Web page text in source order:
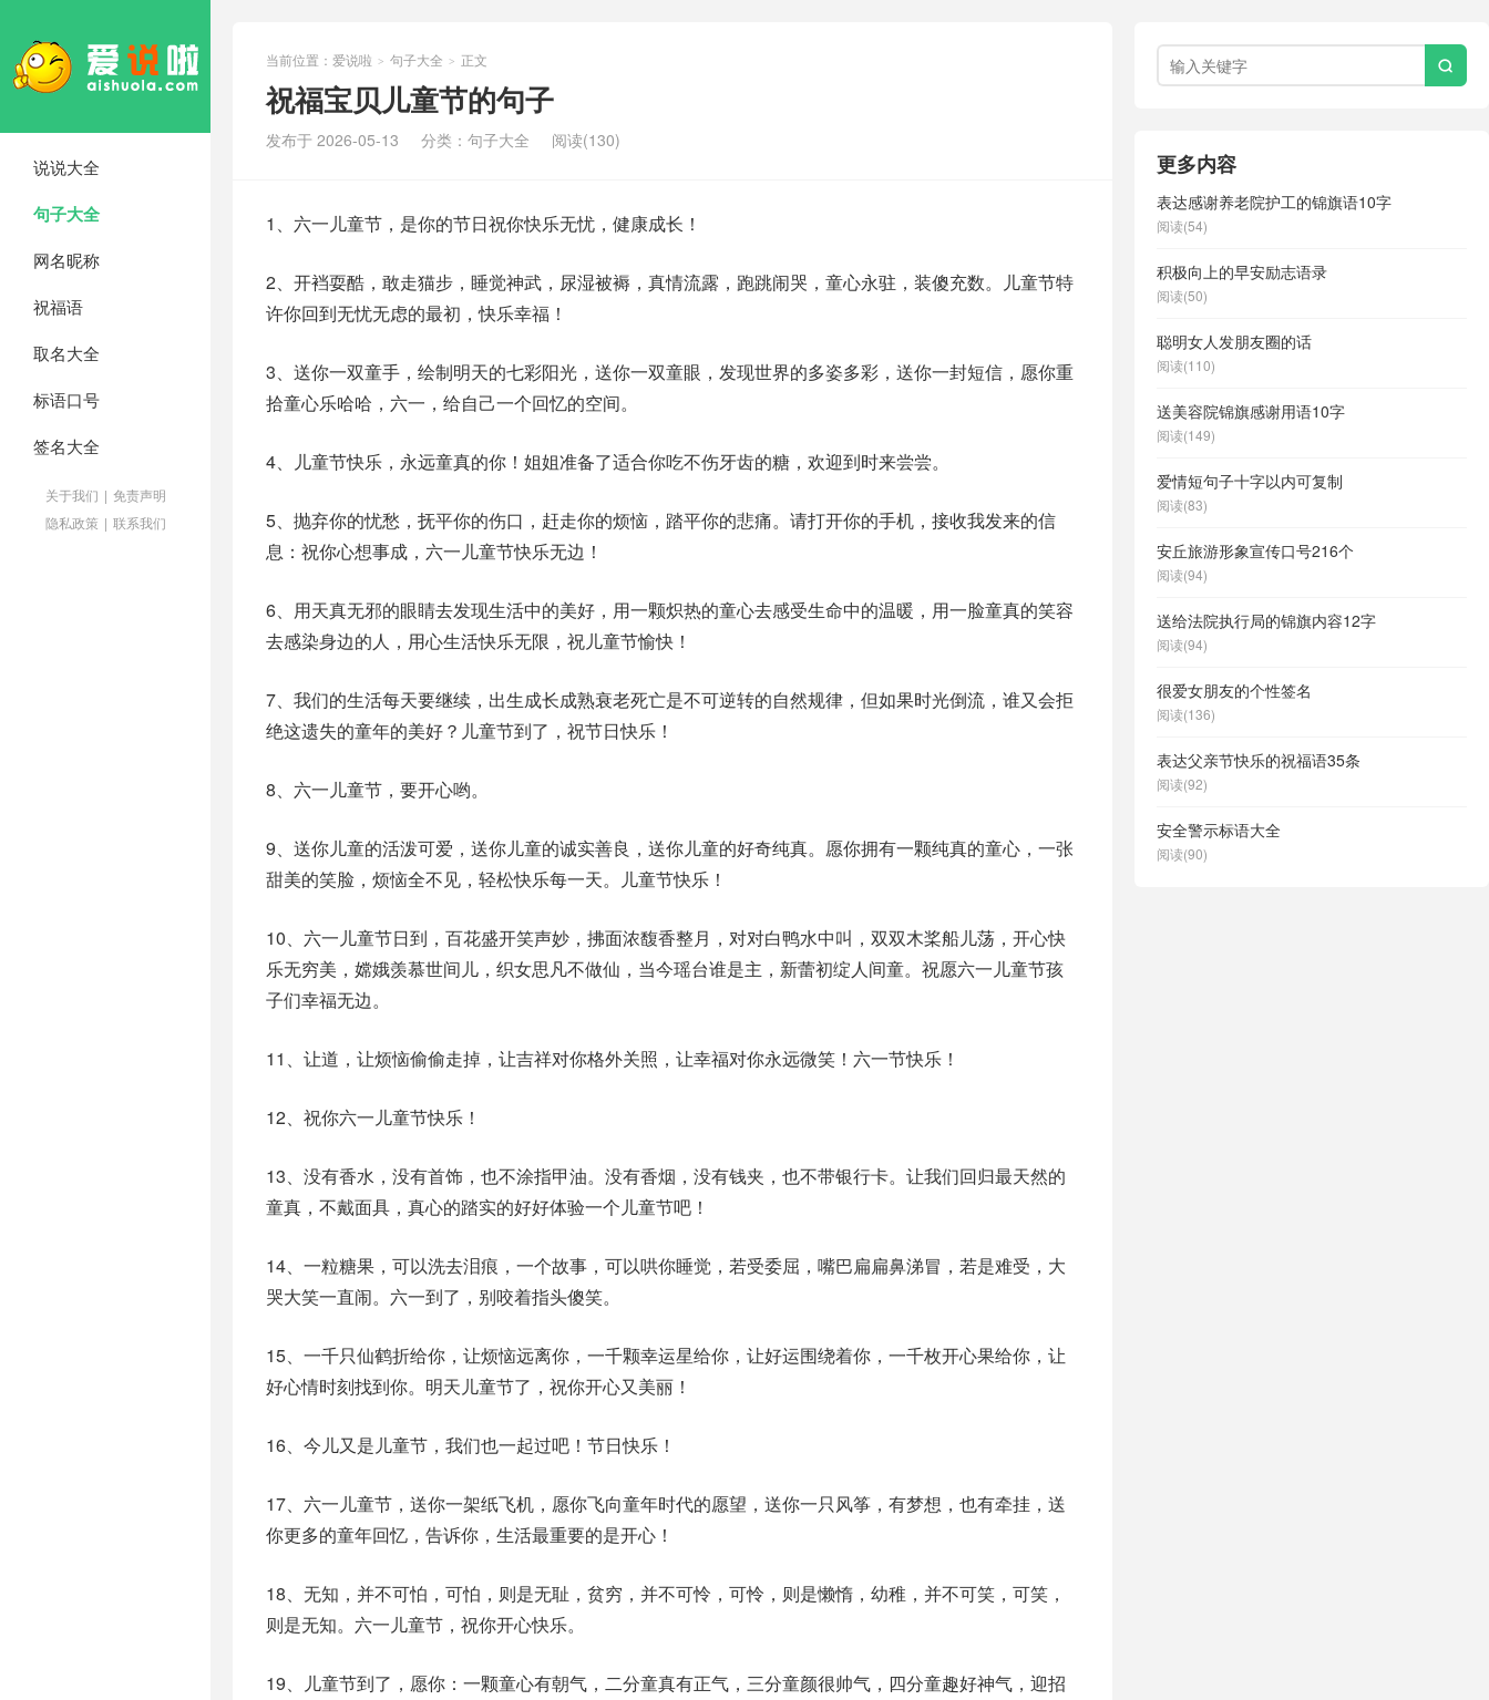
说说大全
句子大全
网名昵称
祝福语
取名大全
标语口号
签名大全
关于我们 | 免责声明
隐私政策 | 联系我们
当前位置： 爱说啦 > 句子大全 > 正文
祝福宝贝儿童节的句子
发布于 2026-05-13 分类： 句子大全 阅读(130)
1、六一儿童节，是你的节日祝你快乐无忧，健康成长！
2、开裆耍酷，敢走猫步，睡觉神武，尿湿被褥，真情流露，跑跳闹哭，童心永驻，装傻充数。儿童节特
许你回到无忧无虑的最初，快乐幸福！
3、送你一双童手，绘制明天的七彩阳光，送你一双童眼，发现世界的多姿多彩，送你一封短信，愿你重
拾童心乐哈哈，六一，给自己一个回忆的空间。
4、儿童节快乐，永远童真的你！姐姐准备了适合你吃不伤牙齿的糖，欢迎到时来尝尝。
5、抛弃你的忧愁，抚平你的伤口，赶走你的烦恼，踏平你的悲痛。请打开你的手机，接收我发来的信
息：祝你心想事成，六一儿童节快乐无边！
6、用天真无邪的眼睛去发现生活中的美好，用一颗炽热的童心去感受生命中的温暖，用一脸童真的笑容
去感染身边的人，用心生活快乐无限，祝儿童节愉快！
7、我们的生活每天要继续，出生成长成熟衰老死亡是不可逆转的自然规律，但如果时光倒流，谁又会拒
绝这遗失的童年的美好？儿童节到了，祝节日快乐！
8、六一儿童节，要开心哟。
9、送你儿童的活泼可爱，送你儿童的诚实善良，送你儿童的好奇纯真。愿你拥有一颗纯真的童心，一张
甜美的笑脸，烦恼全不见，轻松快乐每一天。儿童节快乐！
10、六一儿童节日到，百花盛开笑声妙，拂面浓馥香整月，对对白鸭水中叫，双双木桨船儿荡，开心快
乐无穷美，嫦娥羡慕世间儿，织女思凡不做仙，当今瑶台谁是主，新蕾初绽人间童。祝愿六一儿童节孩
子们幸福无边。
11、让道，让烦恼偷偷走掉，让吉祥对你格外关照，让幸福对你永远微笑！六一节快乐！
12、祝你六一儿童节快乐！
13、没有香水，没有首饰，也不涂指甲油。没有香烟，没有钱夹，也不带银行卡。让我们回归最天然的
童真，不戴面具，真心的踏实的好好体验一个儿童节吧！
14、一粒糖果，可以洗去泪痕，一个故事，可以哄你睡觉，若受委屈，嘴巴扁扁鼻涕冒，若是难受，大
哭大笑一直闹。六一到了，别咬着指头傻笑。
15、一千只仙鹤折给你，让烦恼远离你，一千颗幸运星给你，让好运围绕着你，一千枚开心果给你，让
好心情时刻找到你。明天儿童节了，祝你开心又美丽！
16、今儿又是儿童节，我们也一起过吧！节日快乐！
17、六一儿童节，送你一架纸飞机，愿你飞向童年时代的愿望，送你一只风筝，有梦想，也有牵挂，送
你更多的童年回忆，告诉你，生活最重要的是开心！
18、无知，并不可怕，可怕，则是无耻，贫穷，并不可怜，可怜，则是懒惰，幼稚，并不可笑，可笑，
则是无知。六一儿童节，祝你开心快乐。
19、儿童节到了，愿你：一颗童心有朝气，二分童真有正气，三分童颜很帅气，四分童趣好神气，迎招

更多内容
表达感谢养老院护工的锦旗语10字
阅读(54)
积极向上的早安励志语录
阅读(50)
聪明女人发朋友圈的话
阅读(110)
送美容院锦旗感谢用语10字
阅读(149)
爱情短句子十字以内可复制
阅读(83)
安丘旅游形象宣传口号216个
阅读(94)
送给法院执行局的锦旗内容12字
阅读(94)
很爱女朋友的个性签名
阅读(136)
表达父亲节快乐的祝福语35条
阅读(92)
安全警示标语大全
阅读(90)